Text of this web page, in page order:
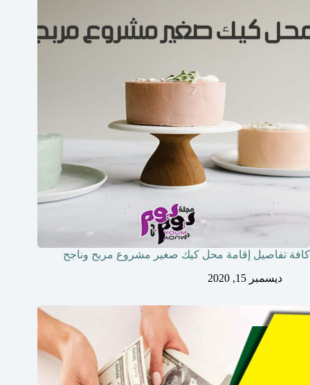
كافة تفاصيل إقامة محل كيك صغير مشروع مربح وناجح
ديسمبر 15, 2020